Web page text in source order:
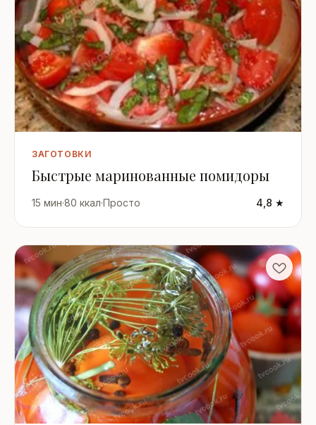
ЗАГОТОВКИ
Быстрые маринованные помидоры
15 мин·80 ккал·Просто 4,8 ★